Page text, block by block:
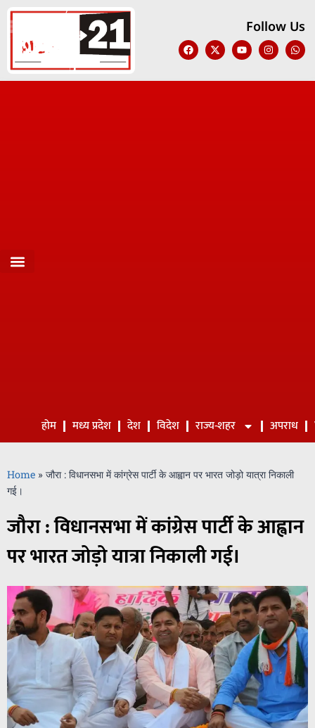
Follow Us
होम मध्य प्रदेश देश विदेश राज्य-शहर अपराध
Home » जौरा : विधानसभा में कांग्रेस पार्टी के आह्वान पर भारत जोड़ो यात्रा निकाली
गई।
जौरा : विधानसभा में कांग्रेस पार्टी के आह्वान
पर भारत जोड़ो यात्रा निकाली गई।